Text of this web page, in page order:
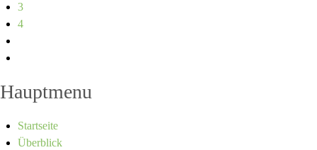
3
4
Hauptmenu
Startseite
Überblick